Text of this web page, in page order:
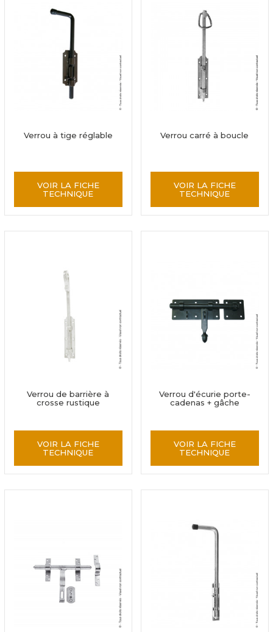
Verrou à tige réglable
VOIR LA FICHE
TECHNIQUE
Verrou carré à boucle
VOIR LA FICHE
TECHNIQUE
Verrou de barrière à
crosse rustique
VOIR LA FICHE
TECHNIQUE
Verrou d'écurie porte-
cadenas + gâche
VOIR LA FICHE
TECHNIQUE